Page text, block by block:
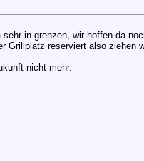
in grenzen, wir hoffen da
Grillplatz reserviert also ziehen
nicht mehr.